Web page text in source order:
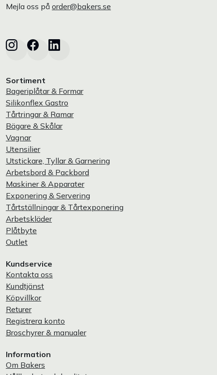
Mejla oss på order@bakers.se
Sortiment
Bageriplåtar & Formar
Silikonflex Gastro
Tårtringar & Ramar
Bägare & Skålar
Vagnar
Utensilier
Utstickare, Tyllar & Garnering
Arbetsbord & Packbord
Maskiner & Apparater
Exponering & Servering
Tårtställningar & Tårtexponering
Arbetskläder
Plåtbyte
Outlet
Kundservice
Kontakta oss
Kundtjänst
Köpvillkor
Returer
Registrera konto
Broschyrer & manualer
Information
Om Bakers